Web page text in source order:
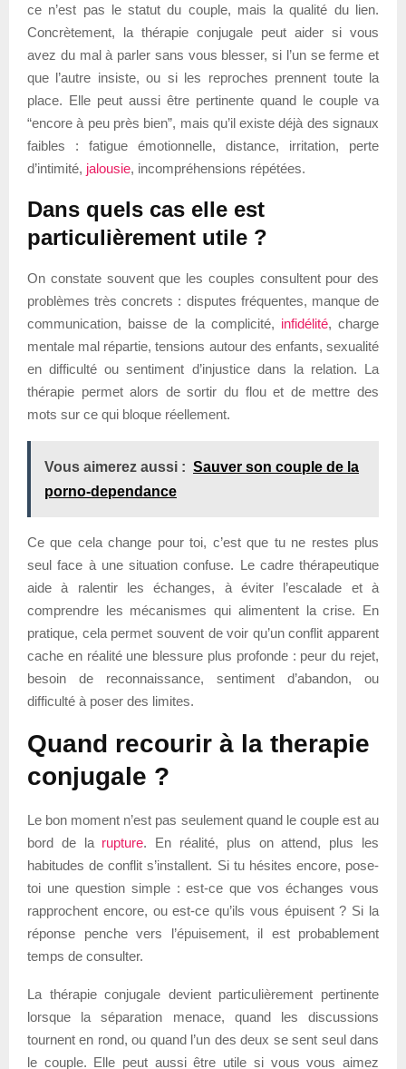
ce n’est pas le statut du couple, mais la qualité du lien.
Concrètement, la thérapie conjugale peut aider si vous
avez du mal à parler sans vous blesser, si l’un se ferme et
que l’autre insiste, ou si les reproches prennent toute la
place. Elle peut aussi être pertinente quand le couple va
“encore à peu près bien”, mais qu’il existe déjà des signaux
faibles : fatigue émotionnelle, distance, irritation, perte
d’intimité, jalousie, incompréhensions répétées.
Dans quels cas elle est
particulièrement utile ?
On constate souvent que les couples consultent pour des
problèmes très concrets : disputes fréquentes, manque de
communication, baisse de la complicité, infidélité, charge
mentale mal répartie, tensions autour des enfants, sexualité
en difficulté ou sentiment d’injustice dans la relation. La
thérapie permet alors de sortir du flou et de mettre des
mots sur ce qui bloque réellement.
Vous aimerez aussi : Sauver son couple de la
porno-dependance
Ce que cela change pour toi, c’est que tu ne restes plus
seul face à une situation confuse. Le cadre thérapeutique
aide à ralentir les échanges, à éviter l’escalade et à
comprendre les mécanismes qui alimentent la crise. En
pratique, cela permet souvent de voir qu’un conflit apparent
cache en réalité une blessure plus profonde : peur du rejet,
besoin de reconnaissance, sentiment d’abandon, ou
difficulté à poser des limites.
Quand recourir à la therapie
conjugale ?
Le bon moment n’est pas seulement quand le couple est au
bord de la rupture. En réalité, plus on attend, plus les
habitudes de conflit s’installent. Si tu hésites encore, pose-
toi une question simple : est-ce que vos échanges vous
rapprochent encore, ou est-ce qu’ils vous épuisent ? Si la
réponse penche vers l’épuisement, il est probablement
temps de consulter.
La thérapie conjugale devient particulièrement pertinente
lorsque la séparation menace, quand les discussions
tournent en rond, ou quand l’un des deux se sent seul dans
le couple. Elle peut aussi être utile si vous vous aimez